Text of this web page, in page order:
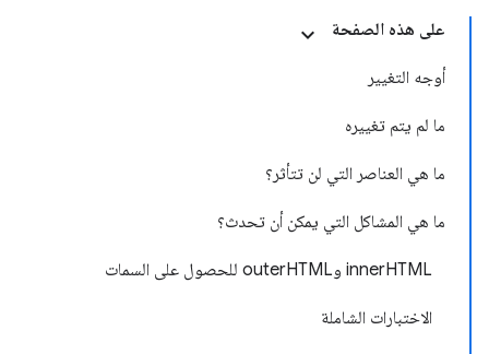
على هذه الصفحة
أوجه التغيير
ما لم يتم تغييره
ما هي العناصر التي لن تتأثر؟
ما هي المشاكل التي يمكن أن تحدث؟
innerHTML وouterHTML للحصول على السمات
الاختبارات الشاملة